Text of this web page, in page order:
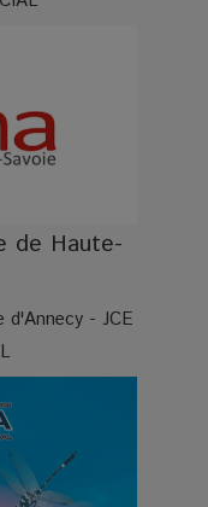
de Haute-
d'Annecy - JCE